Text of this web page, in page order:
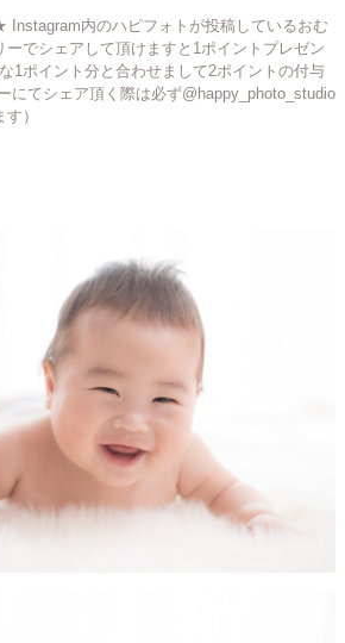
Instagram内のハピフォトが投稿しているおむ
でシェアして頂けますと1ポイントプレゼン
1ポイント分と合わせまして2ポイントの付与
にてシェア頂く際は必ず@happy_photo_studio
）